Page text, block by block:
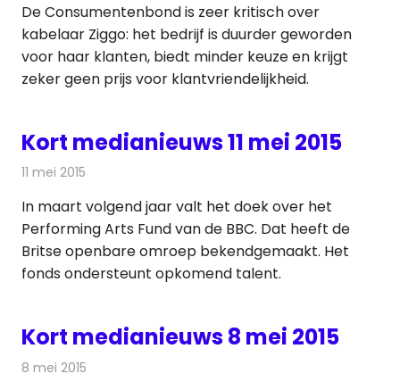
De Consumentenbond is zeer kritisch over
kabelaar Ziggo: het bedrijf is duurder geworden
voor haar klanten, biedt minder keuze en krijgt
zeker geen prijs voor klantvriendelijkheid.
Kort medianieuws 11 mei 2015
11 mei 2015
In maart volgend jaar valt het doek over het
Performing Arts Fund van de BBC. Dat heeft de
Britse openbare omroep bekendgemaakt. Het
fonds ondersteunt opkomend talent.
Kort medianieuws 8 mei 2015
8 mei 2015